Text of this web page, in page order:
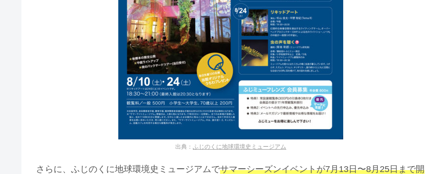
出典： ふじのくに地球環境史ミュージアム
さらに、ふじのくに地球環境史ミュージアムでサマーシーズンイベントが7月13日〜8月25日まで開